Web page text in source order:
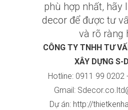
phù hợp nhất, hãy
decorđể được tư
và rõ ràng
CÔNG TY TNHH TƯ
XÂY DỰNG S-
Hotline: 0911 99 0202
Gmail:
Dự án: http://